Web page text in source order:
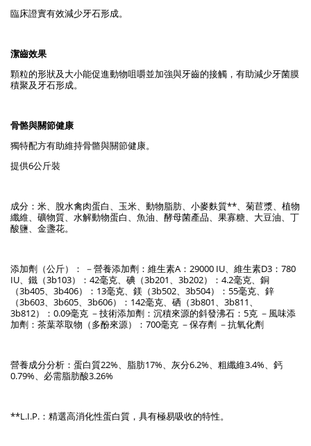
臨床證實有效減少牙石形成。
潔齒效果
顆粒的形狀及大小能促進動物咀嚼並加強與牙齒的接觸，有助減少牙菌膜
積聚及牙石形成。
骨骼與關節健康
獨特配方有助維持骨骼與關節健康。
提供6公斤裝
成分：米、脫水禽肉蛋白、玉米、動物脂肪、小麥麩質**、菊苣漿、植物
纖維、礦物質、水解動物蛋白、魚油、酵母菌產品、果寡糖、大豆油、丁
酸鹽、金盞花。
添加劑（公斤）： －營養添加劑：維生素A：29000 IU、維生素D3：780
IU、鐵（3b103）：42毫克、碘（3b201、3b202）：4.2毫克、銅
（3b405、3b406）：13毫克、鎂（3b502、3b504）：55毫克、鋅
（3b603、3b605、3b606）：142毫克、硒（3b801、3b811、
3b812）：0.09毫克 －技術添加劑：沉積來源的斜發沸石：5克 －風味添
加劑：茶葉萃取物（多酚來源）：700毫克 －保存劑 －抗氧化劑
營養成分分析：蛋白質22%、脂肪17%、灰分6.2%、粗纖維3.4%、鈣
0.79%、必需脂肪酸3.26%
**L.I.P.：精選高消化性蛋白質，具有極易吸收的特性。